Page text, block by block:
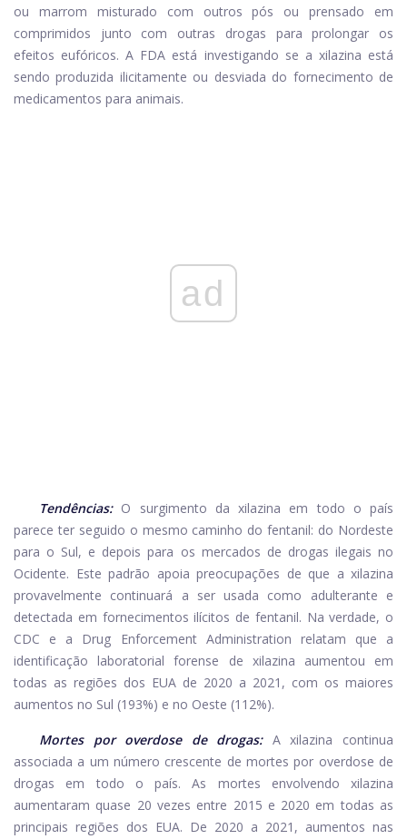
ou marrom misturado com outros pós ou prensado em
comprimidos junto com outras drogas para prolongar os
efeitos eufóricos. A FDA está investigando se a xilazina está
sendo produzida ilicitamente ou desviada do fornecimento de
medicamentos para animais.
ad
Tendências: O surgimento da xilazina em todo o país
parece ter seguido o mesmo caminho do fentanil: do Nordeste
para o Sul, e depois para os mercados de drogas ilegais no
Ocidente. Este padrão apoia preocupações de que a xilazina
provavelmente continuará a ser usada como adulterante e
detectada em fornecimentos ilícitos de fentanil. Na verdade, o
CDC e a Drug Enforcement Administration relatam que a
identificação laboratorial forense de xilazina aumentou em
todas as regiões dos EUA de 2020 a 2021, com os maiores
aumentos no Sul (193%) e no Oeste (112%).
Mortes por overdose de drogas: A xilazina continua
associada a um número crescente de mortes por overdose de
drogas em todo o país. As mortes envolvendo xilazina
aumentaram quase 20 vezes entre 2015 e 2020 em todas as
principais regiões dos EUA. De 2020 a 2021, aumentos nas